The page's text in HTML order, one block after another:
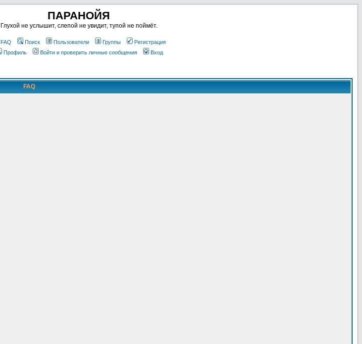
ПАРАНОЙЯ
Глухой не услышит, слепой не увидит, тупой не поймёт.
FAQ Поиск Пользователи Группы
Регистрация
Профиль
Войти и проверить личные сообщения Вход
FAQ